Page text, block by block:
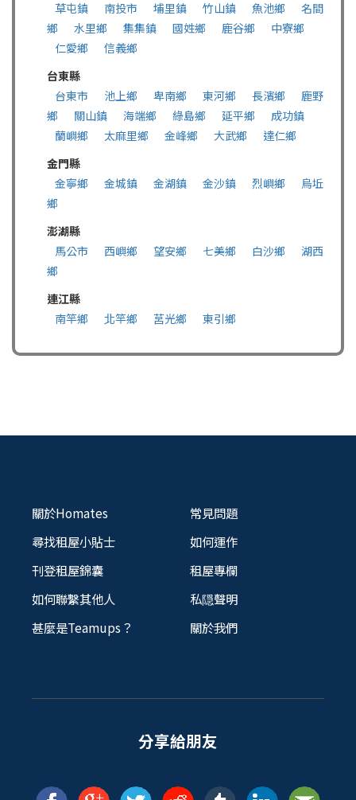
草屯鎮
南投市 埔里鎮 竹山鎮 魚池鄉
名間
鄉
水里鄉 集集鎮 國姓鄉 鹿谷鄉
中寮鄉
仁愛鄉
信義鄉
台東縣
台東市
池上鄉 卑南鄉 東河鄉 長濱鄉
鹿野
鄉
關山鎮 海端鄉 綠島鄉 延平鄉
成功鎮
蘭嶼鄉
太麻里鄉 金峰鄉 大武鄉
達仁鄉
金門縣
金寧鄉
金城鎮 金湖鎮 金沙鎮 烈嶼鄉
烏坵
鄉
澎湖縣
馬公市
西嶼鄉 望安鄉 七美鄉 白沙鄉
湖西
鄉
連江縣
南竿鄉
北竿鄉 莒光鄉 東引鄉
關於Homates
尋找租屋小貼士
刊登租屋錦囊
如何聯繫其他人
甚麼是Teamups？
常見問題
如何運作
租屋專欄
私隠聲明
關於我們
分享給朋友